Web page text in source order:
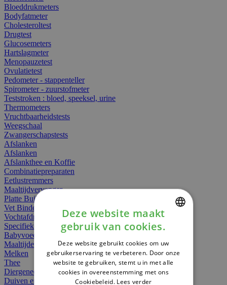
Bloeddrukmeters
Bodyfatmeter
Cholesteroltest
Drugtest
Glucosemeters
Hartslagmeter
Menopauzetest
Ovulatietest
Pedometer - stappenteller
Spirometer - zuurstofmeter
Teststroken : bloed, speeksel, urine
Thermometers
Vruchtbaarheidstests
Weegschaal
Zwangerschapstests
Afslanken
Afslanken
Afslankthee en Koffie
Combinatiepreparaten
Eetlustremmers
Maaltijdvervanger
Platte Buik
Vet Binders
Vochtafdrijvers
Specifieke Voeding
Babyvoeding
Maaltijden
Melken
Thee
Diergeneesmiddelen
Duiven en vogels
DUTCH
FRENCH
ENGLISH
Deze website maakt
gebruik van cookies.
Deze website gebruikt cookies om uw
gebruikerservaring te verbeteren. Door onze
website te gebruiken, stemt u in met alle
cookies in overeenstemming met ons
Cookiebeleid. Lees verder